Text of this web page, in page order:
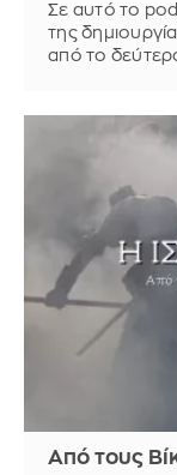
Σε αυτό το
της
από το
Από τους